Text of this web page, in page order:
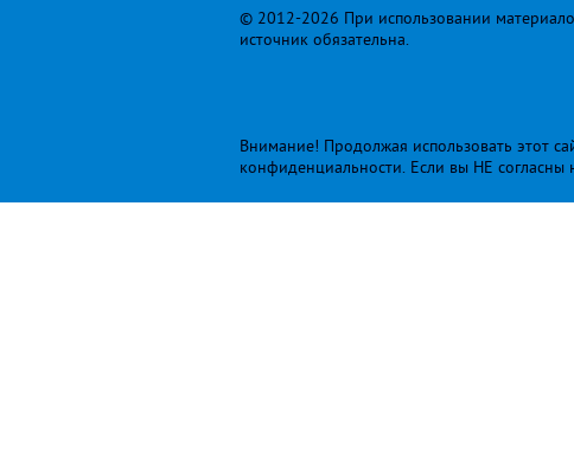
© 2012-2026 При использовании
источник обязательна.
Внимание! Продолжая использовать этот
конфиденциальности. Если вы НЕ согласны